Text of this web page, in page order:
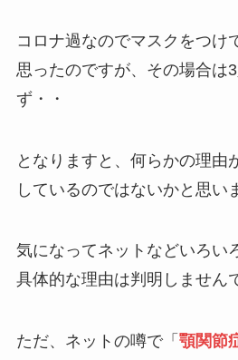
コロナ過なのでマスクをつけ
思ったのですが、その場合は
ず・・
となりますと、何らかの理由
しているのではないかと思い
気になってネットなどいろい
具体的な理由は判明しません
ただ、ネットの噂で「 顎関節